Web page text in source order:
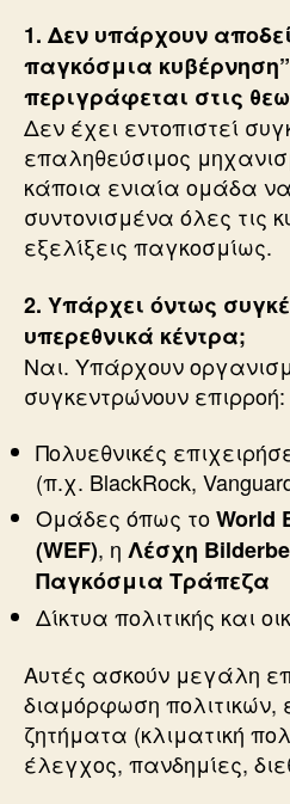
1. Δεν υπάρχουν
παγκόσμια
περιγράφεται στις
Δεν έχει εντοπιστεί
επαληθεύσιμος
κάποια ενιαία ομάδα
συντονισμένα όλες τις
εξελίξεις παγκοσμίως.
2. Υπάρχει όντως
υπερεθνικά κέντρα;
Ναι. Υπάρχουν
συγκεντρώνουν επιρροή:
Πολυεθνικές
(π.χ. BlackRock,
Ομάδες όπως τοWorld
(WEF), η Λέσχη
Παγκόσμια Τράπεζα
Δίκτυα πολιτικής και
Αυτές ασκούν μεγάλη
διαμόρφωση πολιτικών,
ζητήματα (κλιματική
έλεγχος, πανδημίες,